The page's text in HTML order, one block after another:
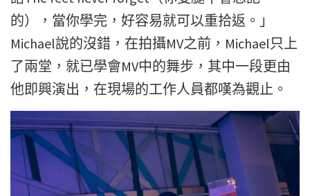
的），當你學完，好容易就可以重拾返。」
Michael說的沒錯，在拍攝MV之前，Michael只上
了兩堂，就已學會MV中的舞步，其中一段更由
他即興演出，在現場的工作人員都嘆為觀止。